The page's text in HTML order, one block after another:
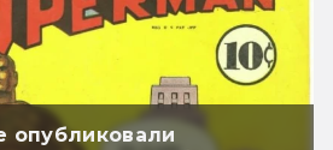
опубликовали